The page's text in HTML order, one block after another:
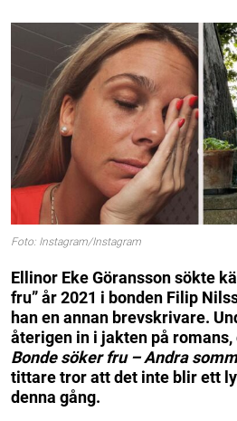
Foto: Instagram/Instagram
Ellinor Eke Göransson sökte
fru” år 2021 i bonden Filip
han en annan brevskrivare.
återigen in i jakten på romans,
Bonde söker fru – Andra
tittare tror att det inte blir ett
denna gång.